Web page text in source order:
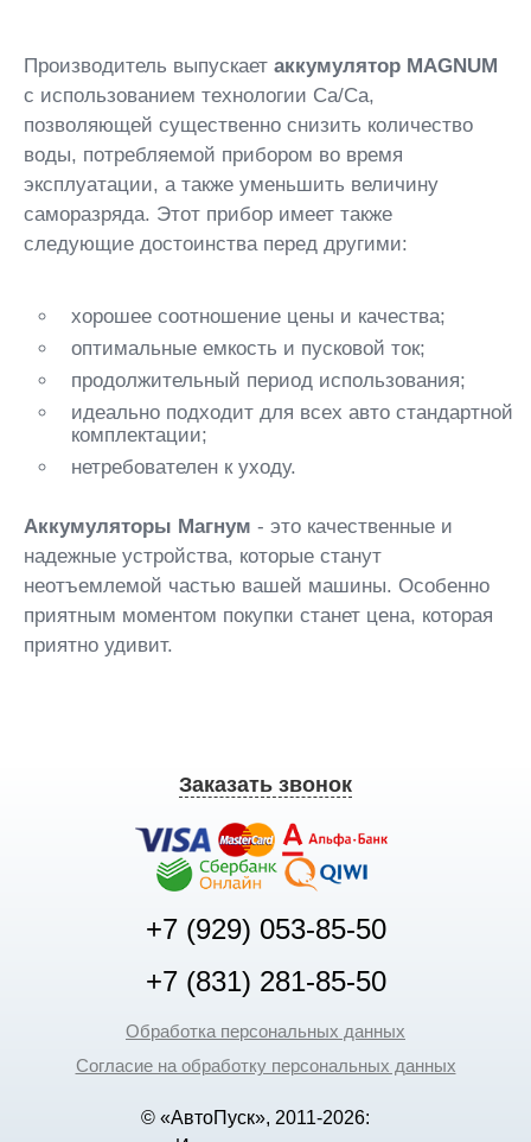
Производитель выпускает аккумулятор MAGNUM
с использованием технологии Ca/Ca,
позволяющей существенно снизить количество
воды, потребляемой прибором во время
эксплуатации, а также уменьшить величину
саморазряда. Этот прибор имеет также
следующие достоинства перед другими:
хорошее соотношение цены и качества;
оптимальные емкость и пусковой ток;
продолжительный период использования;
идеально подходит для всех авто стандартной
комплектации;
нетребователен к уходу.
Аккумуляторы Магнум - это качественные и
надежные устройства, которые станут
неотъемлемой частью вашей машины. Особенно
приятным моментом покупки станет цена, которая
приятно удивит.
Заказать звонок
+7 (929) 053-85-50
+7 (831) 281-85-50
Обработка персональных данных
Согласие на обработку персональных данных
© «АвтоПуск», 2011-2026: